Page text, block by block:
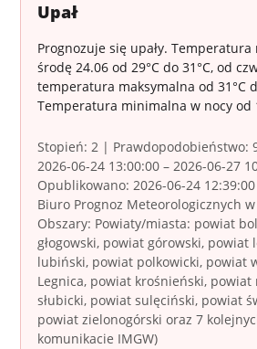
Upał
Prognozuje się upały.
środę 24.06 od 29°C do 31°C, od
temperatura maksymalna od 31°C
Temperatura minimalna w nocy od
Stopień: 2 | Prawdopodobieństwo:
2026-06-24 13:00:00 – 2026-06-27
Opublikowano: 2026-06-24
Biuro Prognoz Meteorologicznych
Obszary: Powiaty/miasta: powiat
głogowski, powiat górowski, powiat
lubiński, powiat polkowicki, powiat
Legnica, powiat krośnieński,
słubicki, powiat sulęciński, powiat
powiat zielonogórski oraz 7
komunikacie IMGW)